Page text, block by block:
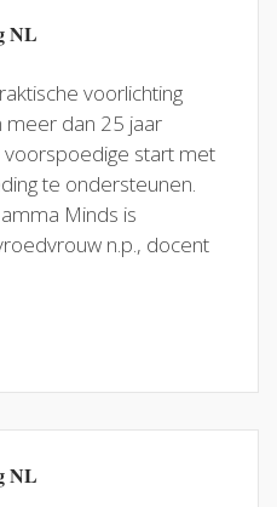
NL
voorlichting
dan 25 jaar
start met
te ondersteunen.
Minds is
n.p., docent
NL